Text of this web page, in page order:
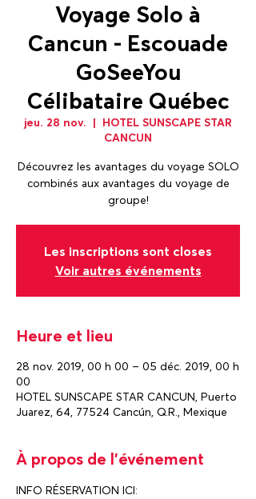
Voyage Solo à
Cancun - Escouade
GoSeeYou
Célibataire Québec
jeu. 28 nov.
  |
HOTEL SUNSCAPE STAR
CANCUN
Découvrez les avantages du voyage SOLO
combinés aux avantages du voyage de
groupe!
Les inscriptions sont closes
Voir autres événements
Heure et lieu
28 nov. 2019, 00 h 00 – 05 déc. 2019, 00 h
00
HOTEL SUNSCAPE STAR CANCUN, Puerto
Juarez, 64, 77524 Cancún, Q.R., Mexique
À propos de l'événement
INFO RÉSERVATION ICI: